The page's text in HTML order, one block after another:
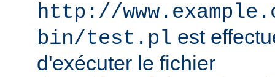
http://
bin/test.pl est
d'exécuter le fichier